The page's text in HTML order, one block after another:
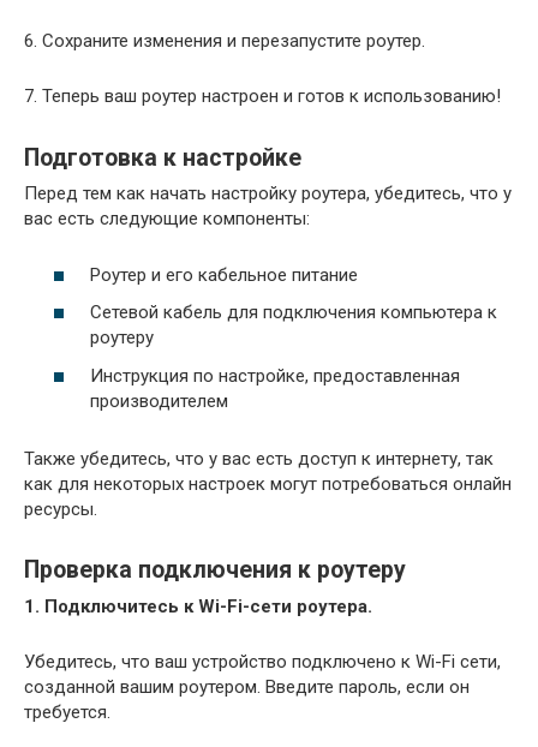
6. Сохраните изменения и перезапустите роутер.
7. Теперь ваш роутер настроен и готов к использованию!
Подготовка к настройке
Перед тем как начать настройку роутера, убедитесь, что у
вас есть следующие компоненты:
Роутер и его кабельное питание
Сетевой кабель для подключения компьютера к
роутеру
Инструкция по настройке, предоставленная
производителем
Также убедитесь, что у вас есть доступ к интернету, так
как для некоторых настроек могут потребоваться онлайн
ресурсы.
Проверка подключения к роутеру
1. Подключитесь к Wi-Fi-сети роутера.
Убедитесь, что ваш устройство подключено к Wi-Fi сети,
созданной вашим роутером. Введите пароль, если он
требуется.